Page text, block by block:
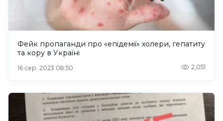
Фейк пропаганди про «епідемії» холери, гепатиту
та кору в Україні
16 сер. 2023 08:50 2,051